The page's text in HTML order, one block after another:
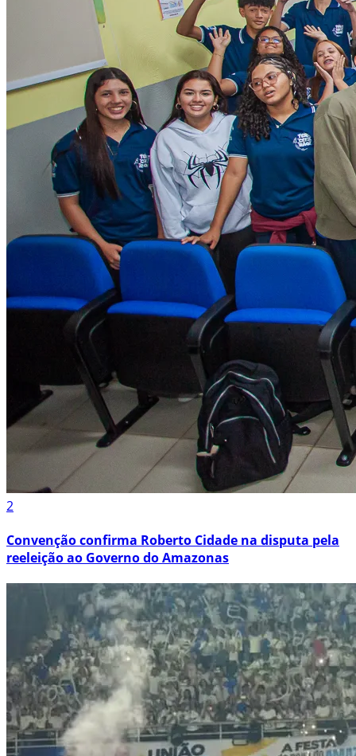
2
Convenção confirma Roberto Cidade na disputa pela
reeleição ao Governo do Amazonas